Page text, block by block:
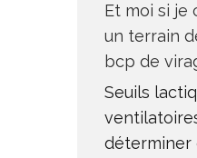
Et moi si je
un terrain
bcp de
Seuils
déterminer